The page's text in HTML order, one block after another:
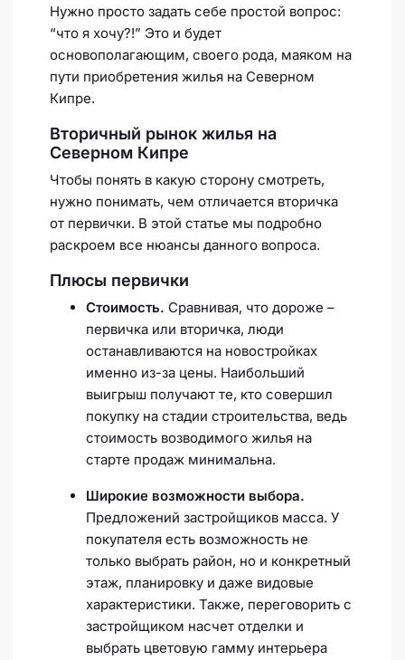
Нужно просто задать себе простой вопрос:
“что я хочу?!” Это и будет
основополагающим, своего рода, маяком на
пути приобретения жилья на Северном
Кипре.
Вторичный рынок жилья на
Северном Кипре
Чтобы понять в какую сторону смотреть,
нужно понимать, чем отличается вторичка
от первички. В этой статье мы подробно
раскроем все нюансы данного вопроса.
Плюсы первички
Стоимость. Сравнивая, что дороже –
первичка или вторичка, люди
останавливаются на новостройках
именно из-за цены. Наибольший
выигрыш получают те, кто совершил
покупку на стадии строительства, ведь
стоимость возводимого жилья на
старте продаж минимальна.
Широкие возможности выбора.
Предложений застройщиков масса. У
покупателя есть возможность не
только выбрать район, но и конкретный
этаж, планировку и даже видовые
характеристики. Также, переговорить с
застройщиком насчет отделки и
выбрать цветовую гамму интерьера